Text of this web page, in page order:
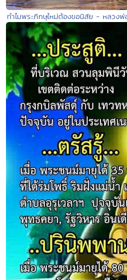
ทำไมพระภิกษุใหม่ต้องขอนิสัย - หลวงพ่